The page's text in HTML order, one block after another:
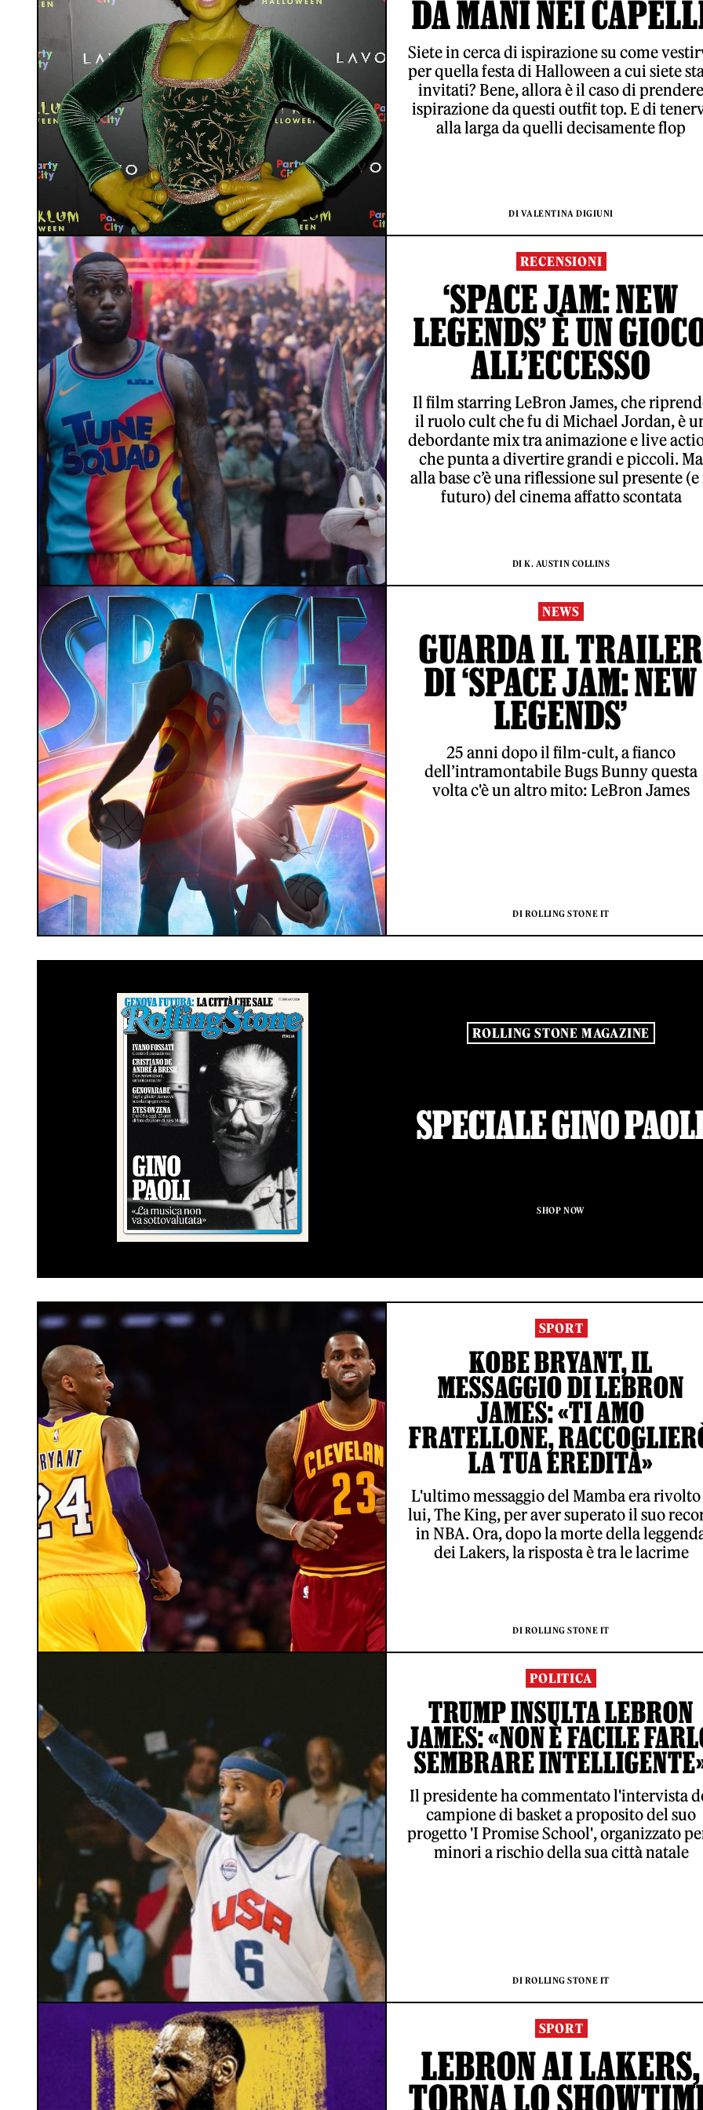
DA MANI NEI
Siete in cerca di ispirazione su come
per quella festa di Halloween a cui siete
invitati? Bene, allora è il caso di prendere
ispirazione da questi outfit top. E di
alla larga da quelli decisamente flop
DI VALENTINA DIGIUNI
RECENSIONI
‘SPACE JAM: NEW
LEGENDS’ È UN
ALL’ECCESSO
Il film starring LeBron James, che
il ruolo cult che fu di Michael Jordan, è
debordante mix tra animazione e live
che punta a divertire grandi e piccoli. Ma
alla base c’è una riflessione sul presente
futuro) del cinema affatto scontata
DI K. AUSTIN COLLINS
NEWS
GUARDA IL TRAILER
DI ‘SPACE JAM: NEW
LEGENDS’
25 anni dopo il film-cult, a fianco
dell’intramontabile Bugs Bunny questa
volta c'è un altro mito: LeBron James
DI ROLLING STONE IT
ROLLING STONE MAGAZINE
SPECIALE GINO
SHOP NOW
SPORT
KOBE BRYANT, IL
MESSAGGIO DI LEBRON
JAMES: «TI AMO
FRATELLONE,
LA TUA EREDITÀ»
L'ultimo messaggio del Mamba era rivolto
lui, The King, per aver superato il suo
in NBA. Ora, dopo la morte della
dei Lakers, la risposta è tra le lacrime
DI ROLLING STONE IT
POLITICA
TRUMP INSULTA LEBRON
JAMES: «NON È FACILE
SEMBRARE
Il presidente ha commentato l'intervista
campione di basket a proposito del suo
progetto 'I Promise School', organizzato
minori a rischio della sua città natale
DI ROLLING STONE IT
SPORT
LEBRON AI LAKERS,
TORNA LO